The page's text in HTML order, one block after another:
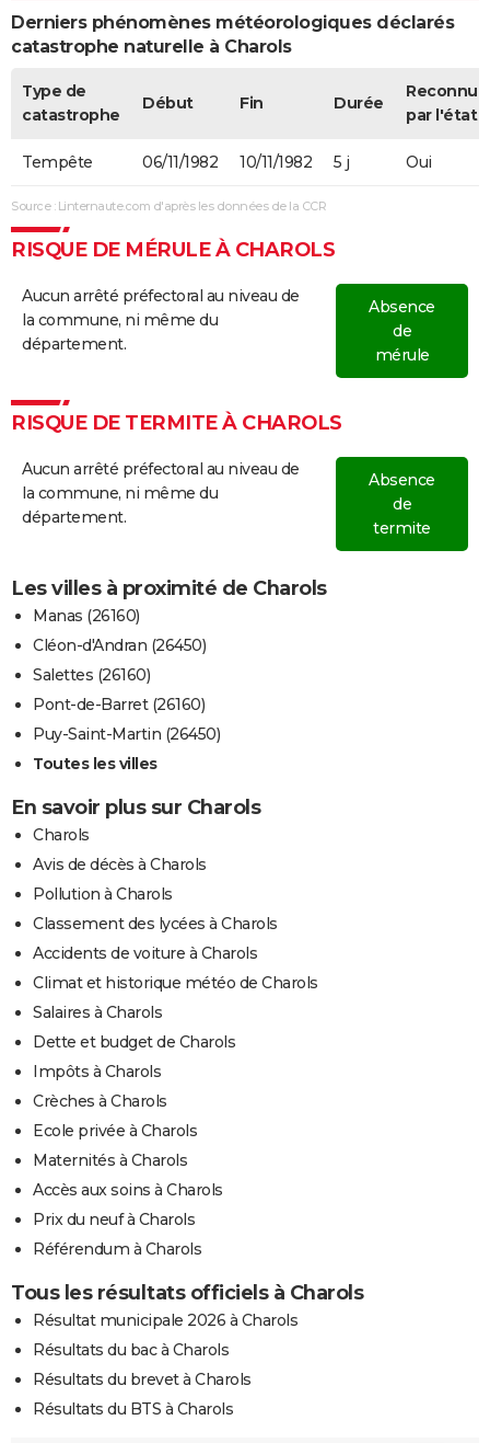
Derniers phénomènes météorologiques déclarés
catastrophe naturelle à Charols
Type de
catastrophe
Début Fin Durée
Reconnue
par l'état
Tempête 06/11/1982 10/11/1982 5 j Oui
Source : Linternaute.com d'après les données de la CCR
RISQUE DE MÉRULE À CHAROLS
Aucun arrêté préfectoral au niveau de
la commune, ni même du
département.
Absence
de
mérule
RISQUE DE TERMITE À CHAROLS
Aucun arrêté préfectoral au niveau de
la commune, ni même du
département.
Absence
de
termite
Les villes à proximité de Charols
Manas (26160)
Cléon-d'Andran (26450)
Salettes (26160)
Pont-de-Barret (26160)
Puy-Saint-Martin (26450)
Toutes les villes
En savoir plus sur Charols
Charols
Avis de décès à Charols
Pollution à Charols
Classement des lycées à Charols
Accidents de voiture à Charols
Climat et historique météo de Charols
Salaires à Charols
Dette et budget de Charols
Impôts à Charols
Crèches à Charols
Ecole privée à Charols
Maternités à Charols
Accès aux soins à Charols
Prix du neuf à Charols
Référendum à Charols
Tous les résultats officiels à Charols
Résultat municipale 2026 à Charols
Résultats du bac à Charols
Résultats du brevet à Charols
Résultats du BTS à Charols